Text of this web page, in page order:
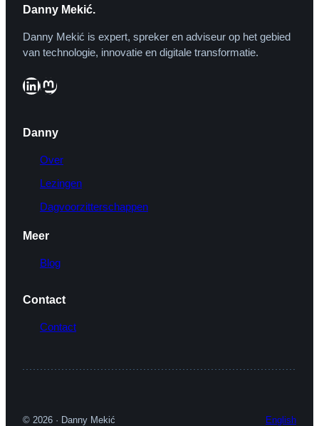
Danny Mekić.
Danny Mekić is expert, spreker en adviseur op het gebied
van technologie, innovatie en digitale transformatie.
LinkedIn Mastodon
Danny
Over
Lezingen
Dagvoorzitterschappen
Meer
Blog
Contact
Contact
© 2026 · Danny Mekić English